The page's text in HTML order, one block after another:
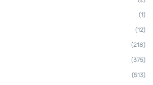
(1)
(12)
(218)
(375)
(513)